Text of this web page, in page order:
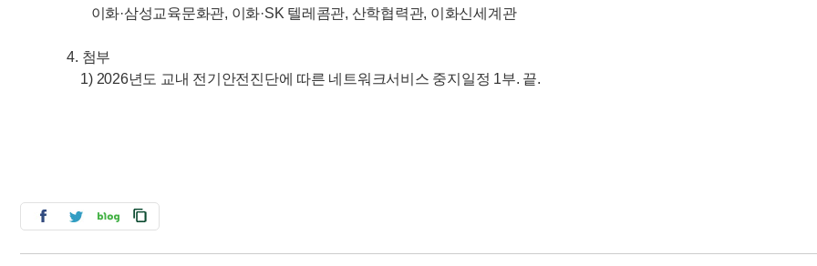
이화·삼성교육문화관, 이화·SK 텔레콤관, 산학협력관, 이화신세계관
4. 첨부
1) 2026년도 교내 전기안전진단에 따른 네트워크서비스 중지일정 1부. 끝.